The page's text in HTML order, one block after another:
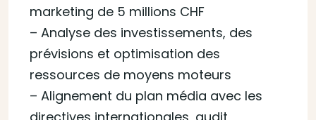
marketing de 5 millions CHF
– Analyse des investissements, des
prévisions et optimisation des
ressources de moyens moteurs
– Alignement du plan média avec les